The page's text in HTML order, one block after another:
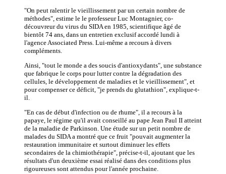
"On peut ralentir le vieillissement par un certain nombre de
méthodes", estime le le professeur Luc Montagnier, co-
découvreur du virus du SIDA en 1985, scientifique âgé de
bientôt 74 ans, dans un entretien exclusif accordé lundi à
l'agence Associated Press. Lui-même a recours à divers
compléments.
Ainsi, "tout le monde a des soucis d'antioxydants", une substance
que fabrique le corps pour lutter contre la dégradation des
cellules, le développement de maladies et le vieillissement", et
pour compenser ce déficit, "je prends du glutathion", explique-t-
il.
"En cas de début d'infection ou de rhume", il a recours à la
papaye, le régime qu'il avait conseillé au pape Jean Paul II atteint
de la maladie de Parkinson. Une étude sur un petit nombre de
malades du SIDA a montré que ce fruit "pouvait augmenter la
restauration immunitaire et surtout diminuer les effets
secondaires de la chimiothérapie", précise-t-il, ajoutant que les
résultats d'un deuxième essai réalisé dans des conditions plus
rigoureuses sont attendus pour l'année prochaine.